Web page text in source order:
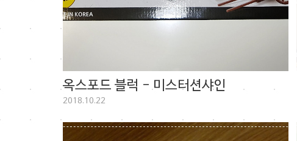
옥스포드 블럭 - 미스터션샤인
2018.10.22